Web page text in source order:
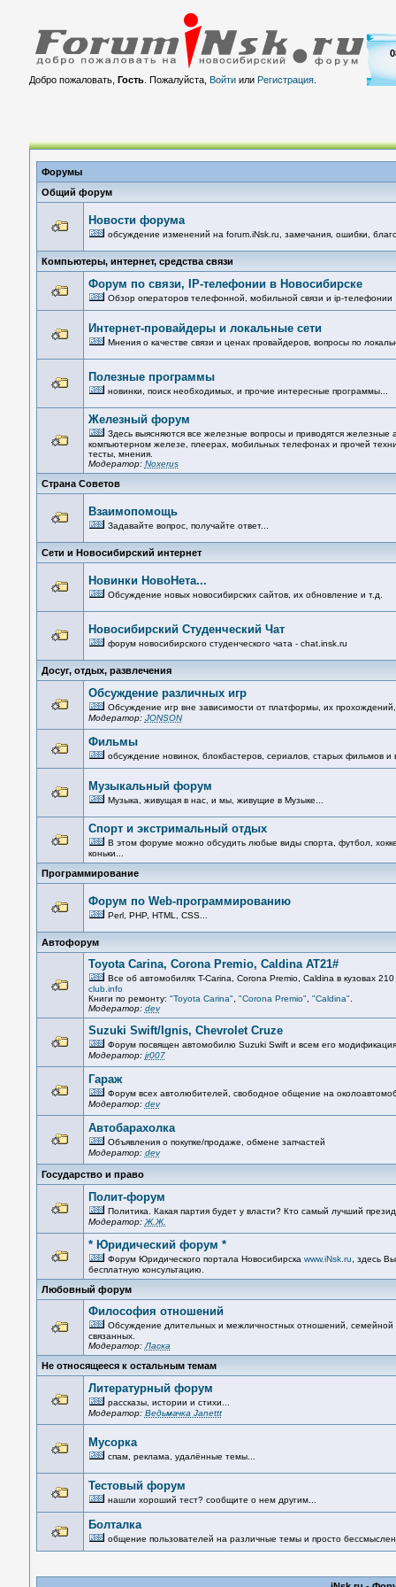
Добро пожаловать, Гость. Пожалуйста, Войтиили Регистрация.
Форумы
Общий форум
Новости форума
обсуждение изменений на forum.iNsk.ru, замечания, ошибки,
Компьютеры, интернет, средства связи
Форум по связи, IP-телефонии в Новосибирске
Обзор операторов телефонной, мобильной связи и ip-телефонии
Интернет-провайдеры и локальные сети
Мнения о качестве связи и ценах провайдеров, вопросы по
Полезные программы
новинки, поиск необходимых, и прочие интересные программы...
Железный форум
Здесь выясняются все железные вопросы и приводятся железные
компьютерном железе, плеерах, мобильных телефонах и прочей
тесты, мнения.
Модератор: Noxerus
Страна Советов
Взаимопомощь
Задавайте вопрос, получайте ответ...
Сети и Новосибирский интернет
Новинки НовоНета...
Обсуждение новых новосибирских сайтов, их обновление и т.д.
Новосибирский Студенческий Чат
форум новосибирского студенческого чата - chat.insk.ru
Досуг, отдых, развлечения
Обсуждение различных игр
Обсуждение игр вне зависимости от платформы, их прохождений,
Модератор: JONSON
Фильмы
обсуждение новинок, блокбастеров, сериалов, старых фильмов и
Музыкальный форум
Музыка, живущая в нас, и мы, живущие в Музыке...
Спорт и экстримальный отдых
В этом форуме можно обсудить любые виды спорта, футбол,
коньки...
Программирование
Форум по Web-программированию
Perl, PHP, HTML, CSS...
Автофорум
Toyota Carina, Corona Premio, Caldina AT21#
Все об автомобилях T-Carina, Corona Premio, Caldina в кузовах
club.info
Книги по ремонту: "Toyota Carina" "Corona Premio" "Caldina"
Модератор: dev
Suzuki Swift/Ignis, Chevrolet Cruze
Форум посвящен автомобилю Suzuki Swift и всем его
Модератор: jr007
Гараж
Форум всех автолюбителей, свободное общение на
Модератор: dev
Автобарахолка
Объявления о покупке/продаже, обмене запчастей
Модератор: dev
Государство и право
Полит-форум
Политика. Какая партия будет у власти? Кто самый лучший
Модератор: Ж.Ж.
* Юридический форум *
Форум Юридического портала Новосибирска www.iNsk.ru , здесь
бесплатную консультацию.
Любовный форум
Философия отношений
Обсуждение длительных и межличностных отношений,
связанных.
Модератор: Ласка
Не относящееся к остальным темам
Литературный форум
рассказы, истории и стихи...
Модератор: Ведьмачка Janettt
Мусорка
спам, реклама, удалённые темы...
Тестовый форум
нашли хороший тест? сообщите о нем другим...
Болталка
общение пользователей на различные темы и просто